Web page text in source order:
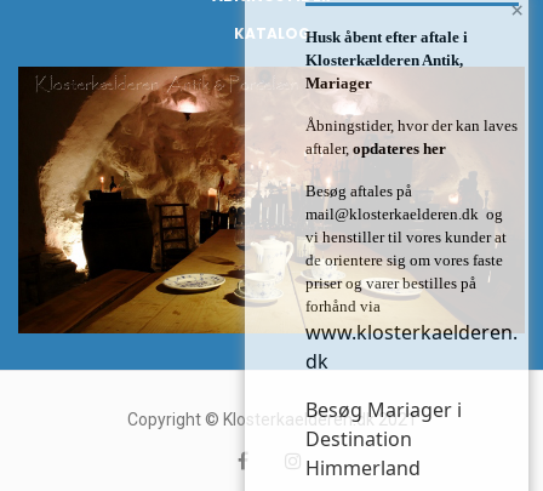
KATALOG
Copyright © Klosterkaelderen.dk 2021
×
Husk åbent efter aftale i
Klosterkælderen Antik,
Mariager
Åbningstider, hvor der kan laves
aftaler, opdateres her
Besøg aftales på
mail@klosterkaelderen.dk og
vi henstiller til vores kunder at
de orientere sig om vores faste
priser og varer bestilles på
forhånd via
www.klosterkaelderen.
dk
Besøg Mariager i
Destination
Himmerland